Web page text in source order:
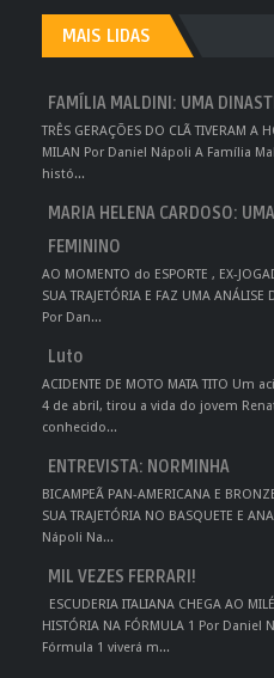
MAIS LIDAS
FAMÍLIA MALDINI: UMA
TRÊS GERAÇÕES DO CLÃ TIVERAM A
MILAN Por Daniel Nápoli A Família
histó...
MARIA HELENA CARDOSO:
FEMININO
AO MOMENTO do ESPORTE , EX-
SUA TRAJETÓRIA E FAZ UMA
Por Dan...
Luto
ACIDENTE DE MOTO MATA TITO
4 de abril, tirou a vida do jovem
conhecido...
ENTREVISTA: NORMINHA
BICAMPEÃ PAN-AMERICANA E
SUA TRAJETÓRIA NO BASQUETE E
Nápoli Na...
MIL VEZES FERRARI!
ESCUDERIA ITALIANA CHEGA AO
HISTÓRIA NA FÓRMULA 1 Por
Fórmula 1 viverá m...